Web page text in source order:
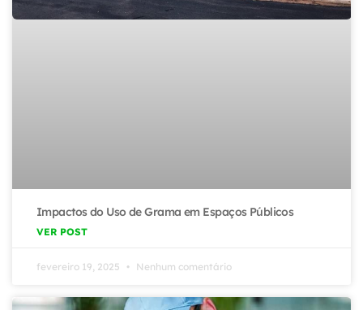
Impactos do Uso de Grama em Espaços Públicos
VER POST
fevereiro 19, 2025 Nenhum comentário